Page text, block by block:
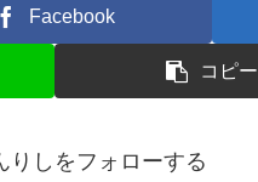
Facebook
コピー
りしをフォローする